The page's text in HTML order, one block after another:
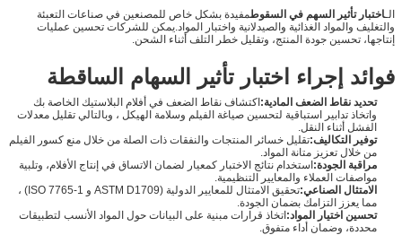
الـاختبار تأثير السهم في السقوطمفيدة بشكل خاص للمصنعين في صناعات التعبئة
والتغليف والمواد الغذائية والصيدلانية واختبار المواد.يمكن للشركات تحسين عمليات
إنتاجها، تحسين جودة المنتج، وتقليل خطر التلف أثناء الشحن.
فوائد إجراء اختبار تأثير السهام الساقطة
تحديد نقاط الضعف المادية:اكتشاف نقاط الضعف في أفلام البلاستيك الخاصة بك
واتخاذ تدابير استباقية لتحسين صياغة الفيلم وسلامة الهيكل ، وبالتالي تقليل معدلات
الفشل أثناء النقل.
توفير التكاليف:تقليل خسائر المنتجات والنفقات ذات الصلة من خلال منع كسور الفيلم
من خلال تعزيز متانة المواد.
مراقبة الجودة:استخدام نتائج الاختبار كمعيار لضمان الاتساق في إنتاج الأفلام، وتلبية
مواصفات العملاء والمعايير التنظيمية.
الامتثال الصناعي:
تحقيق الامتثال للمعايير الدولية (ASTM D1709 و ISO 7765-1) ،
مما يعزز التزامك بضمان الجودة.
تحسين اختيار المواد:اتخاذ قرارات مبنية على البيانات حول المواد الأنسب لتطبيقات
محددة، وضمان أداء متفوق.